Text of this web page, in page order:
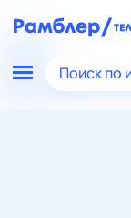
Поиск по